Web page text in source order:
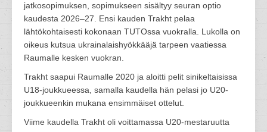
jatkosopimuksen, sopimukseen sisältyy seuran optio
kaudesta 2026–27. Ensi kauden Trakht pelaa
lähtökohtaisesti kokonaan TUTOssa vuokralla. Lukolla on
oikeus kutsua ukrainalaishyökkääjä tarpeen vaatiessa
Raumalle kesken vuokran.
Trakht saapui Raumalle 2020 ja aloitti pelit sinikeltaisissa
U18-joukkueessa, samalla kaudella hän pelasi jo U20-
joukkueenkin mukana ensimmäiset ottelut.
Viime kaudella Trakht oli voittamassa U20-mestaruutta